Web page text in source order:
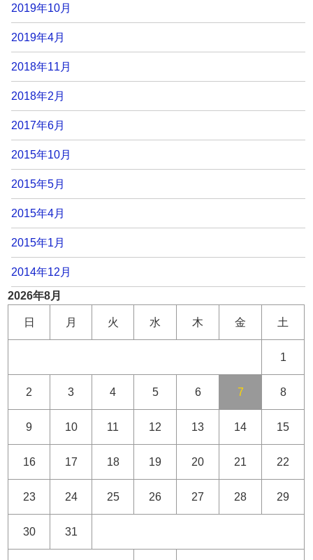
2019年10月
2019年4月
2018年11月
2018年2月
2017年6月
2015年10月
2015年5月
2015年4月
2015年1月
2014年12月
2026年8月
日 月 火 水 木 金 土
1
2 3 4 5 6 7 8
9 10 11 12 13 14 15
16 17 18 19 20 21 22
23 24 25 26 27 28 29
30 31